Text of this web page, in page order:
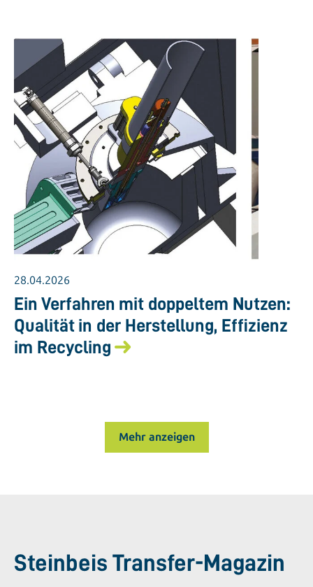
28.04.2026
Ein Verfahren mit doppeltem Nutzen:
Qualität in der Herstellung, Effizienz
im Recycling
Mehr anzeigen
Steinbeis Transfer-Magazin